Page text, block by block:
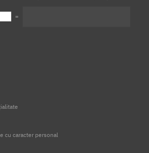
=
cu caracter personal